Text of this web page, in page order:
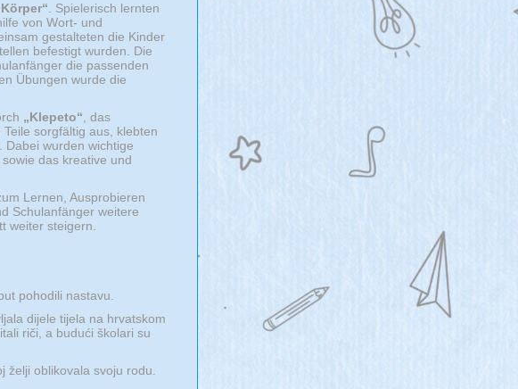
. Spielerisch lernten
von Wort- und
gestalteten die Kinder
befestigt wurden. Die
die passenden
Übungen wurde die
„Klepeto“ , das
sorgfältig aus, klebten
wurden wichtige
das kreative und
Lernen, Ausprobieren
Schulanfänger weitere
weiter steigern.
pohodili nastavu.
dijele tijela na hrvatskom
riči, a budući školari su
želji oblikovala svoju rodu.